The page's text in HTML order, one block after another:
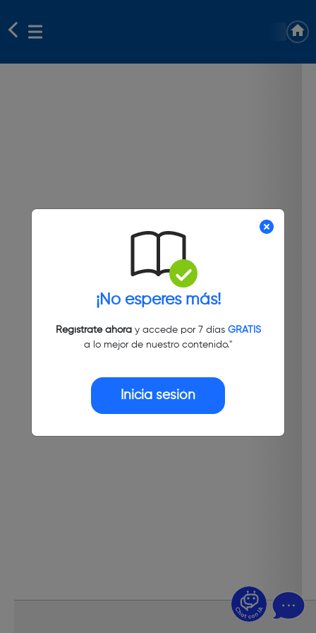
¡No esperes más!
Regístrate ahoray accede por 7 días GRATIS
a lo mejor de nuestro contenido."
Inicia sesión